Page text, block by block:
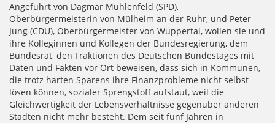
Angeführt von Dagmar Mühlenfeld (SPD),
Oberbürgermeisterin von Mülheim an der Ruhr, und Peter
Jung (CDU), Oberbürgermeister von Wuppertal, wollen sie und
ihre Kolleginnen und Kollegen der Bundesregierung, dem
Bundesrat, den Fraktionen des Deutschen Bundestages mit
Daten und Fakten vor Ort beweisen, dass sich in Kommunen,
die trotz harten Sparens ihre Finanzprobleme nicht selbst
lösen können, sozialer Sprengstoff aufstaut, weil die
Gleichwertigkeit der Lebensverhältnisse gegenüber anderen
Städten nicht mehr besteht. Dem seit fünf Jahren in